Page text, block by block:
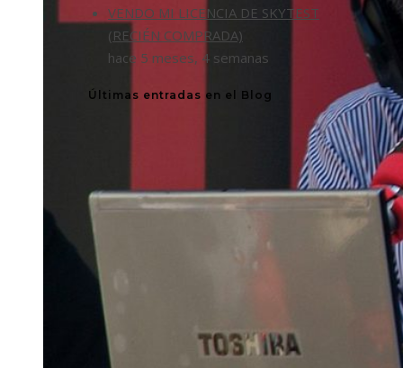
VENDO MI LICENCIA DE SKYTEST
(RECIÉN COMPRADA)
hace 5 meses, 4 semanas
Últimas entradas en el Blog